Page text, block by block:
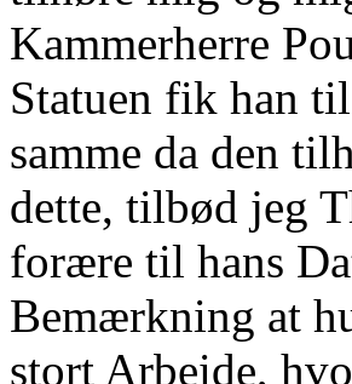
Kammerherre
Statuen fik han
samme da den
dette, tilbød jeg
forære til hans
Bemærkning at
stort Arbeide,